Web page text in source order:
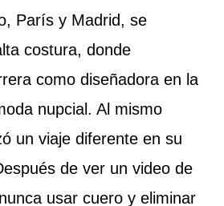
París y Madrid, se
costura, donde
como diseñadora en la
nupcial. Al mismo
un viaje diferente en su
de ver un video de
usar cuero y eliminar